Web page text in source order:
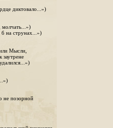
диктовало...»)
б на струнах...»)
Мысли,
заутрене
не позорной